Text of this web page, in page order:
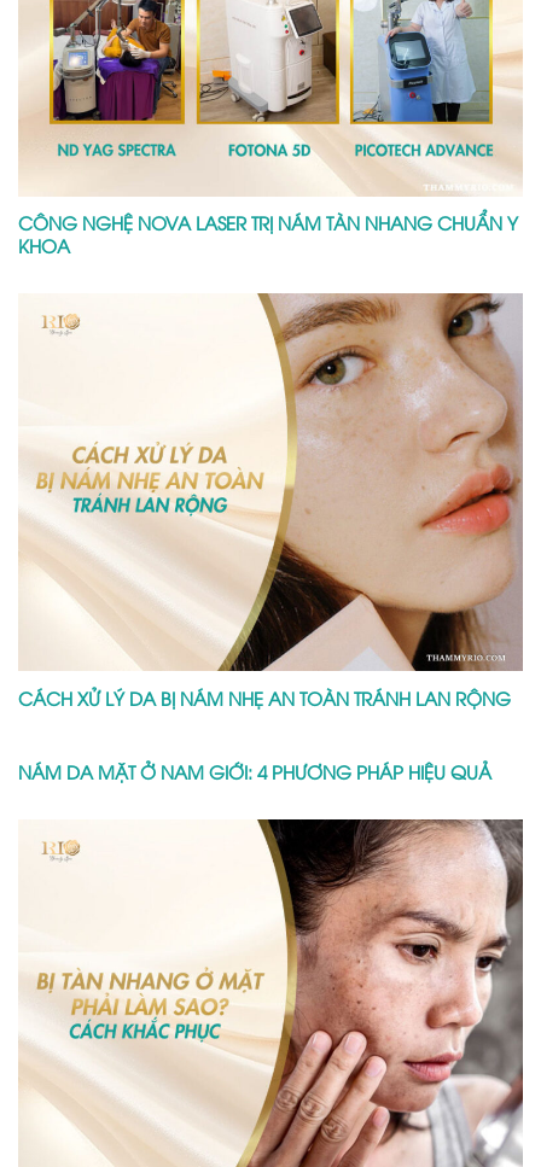
CÔNG NGHỆ NOVA LASER TRỊ NÁM TÀN NHANG CHUẨN Y
KHOA
CÁCH XỬ LÝ DA BỊ NÁM NHẸ AN TOÀN TRÁNH LAN RỘNG
NÁM DA MẶT Ở NAM GIỚI: 4 PHƯƠNG PHÁP HIỆU QUẢ